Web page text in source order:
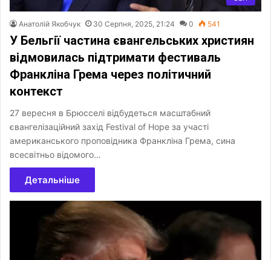
Анатолій Якобчук 30 Серпня, 2025, 21:24 0 541
У Бельгії частина євангельських християн
відмовилась підтримати фестиваль
Франкліна Грема через політичний
контекст
27 вересня в Брюсселі відбудеться масштабний
євангелізаційний захід Festival of Hope за участі
американського проповідника Франкліна Грема, сина
всесвітньо відомого…
Детальніше